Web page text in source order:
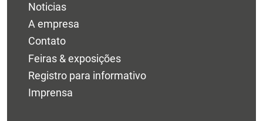
Noticias
A empresa
Contato
Feiras & exposições
Registro para informativo
Imprensa